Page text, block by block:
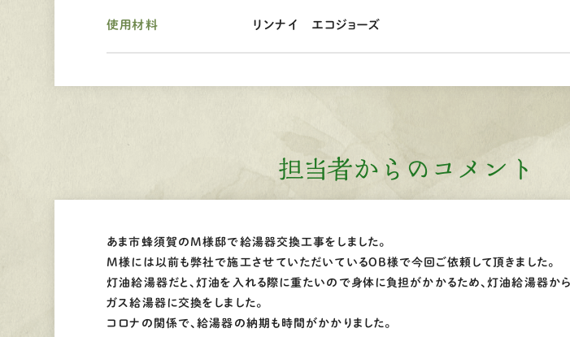
使用材料 リンナイ エコジョーズ
担当者からのコメント
あま市蜂須賀のM様邸で給湯器交換工事をしました。
M様には以前も弊社で施工させていただいているOB様で今回ご依頼して頂きました。
灯油給湯器だと、灯油を入れる際に重たいので身体に負担がかかるため、灯油給湯器から
ガス給湯器に交換をしました。
コロナの関係で、給湯器の納期も時間がかかりました。